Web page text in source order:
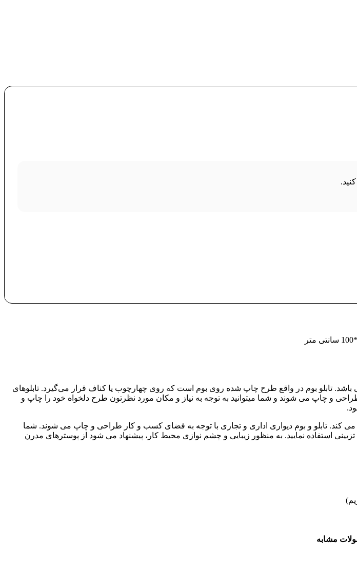
باشد. تابلو بوم در واقع طرح چاپ شده روی بوم است که روی چهارچوب یا کناف قرار می‌گیرد. تابلوهای
طراحی و چاپ می شوند و شما میتوانید به توجه به نیاز و مکان مورد نظرتون طرح دلخواه خود را چاپ و
کند. تابلو و بوم دیواری اداری و تجاری با توجه به فضای کسب و کار طراحی و چاپ می شوند. شما
استفاده نمایید. به منظور زیبایی و چشم نوازی محیط کار، پیشنهاد می شود از پوسترهای مدرن
مشابه